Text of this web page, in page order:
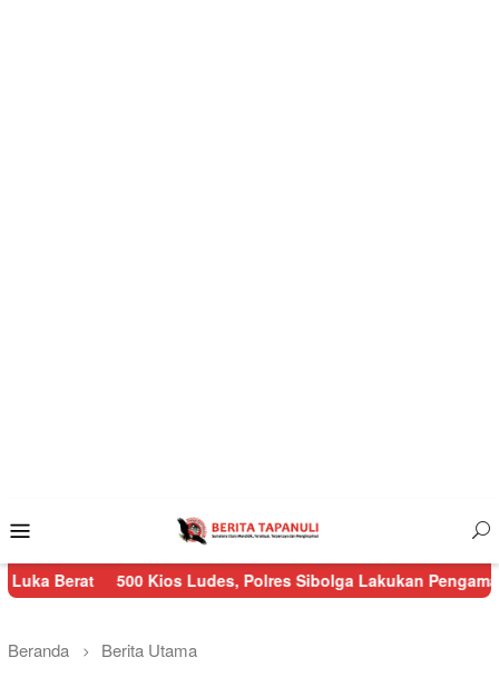
Mobile
500 Kios Ludes, Polres Sibolga Lakukan Pengamanan
Beranda Berita Utama